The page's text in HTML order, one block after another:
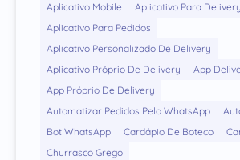
Aplicativo Mobile
Aplicativo Para Delivery
Aplicativo Para Pedidos
Aplicativo Personalizado De Delivery
Aplicativo Próprio De Delivery
App
App Próprio De Delivery
Automatizar Pedidos Pelo WhatsApp
Bot WhatsApp
Cardápio De Boteco
Churrasco Grego